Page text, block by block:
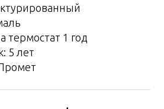
термостат 1 год
5 лет